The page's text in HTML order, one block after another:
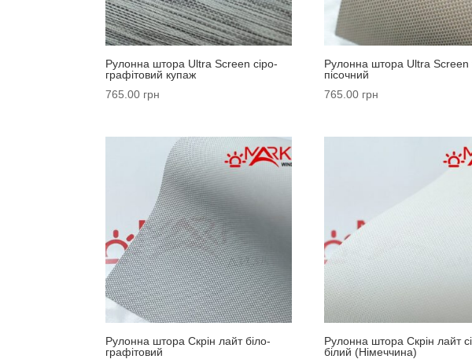
Рулонна штора Ultra Screen сіро-
графітовий купаж
765.00 грн
Рулонна штора Ultra Screen
пісочний
765.00 грн
Рулонна штора Скрін лайт біло-
графітовий
Рулонна штора Скрін лайт
білий (Німеччина)